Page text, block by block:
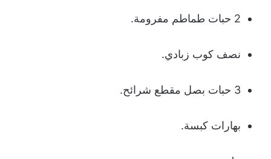
2 حبات طماطم مفرومة.
نصف كوب زبادي.
3 حبات بصل مقطع شرائح.
بهارات كبسة.